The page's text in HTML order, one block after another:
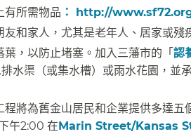
有所需物品 ： http://
和家人，尤其是老年人、居家或殘
，以防止堵塞。加入三藩市的「 認
水渠（或集水槽）或雨水花園，並
將為舊金山居民和企業提供多達
午2:00 在Marin Street/Kansas